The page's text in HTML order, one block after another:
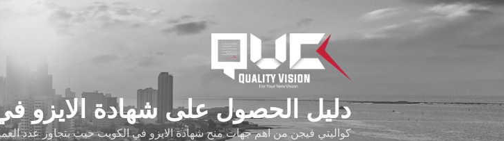
التجاوز
دليل الحصول على شهادة الايزو
كواليتي فيجن من اهم جهات منح شهادة الايزو في الكويت حيث يتجاوز عدد